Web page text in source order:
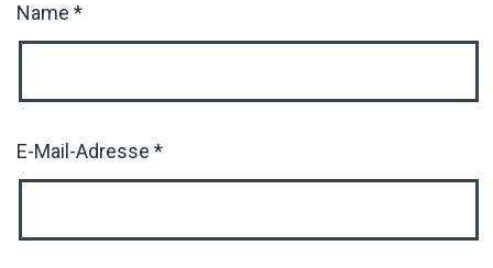
Name *
E-Mail-Adresse *